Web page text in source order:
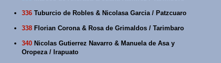
336 Tuburcio de Robles & Nicolasa Garcia / Patzcuaro
338 Florian Corona & Rosa de Grimaldos / Tarimbaro
340 Nicolas Gutierrez Navarro & Manuela de Asa y
Oropeza / Irapuato